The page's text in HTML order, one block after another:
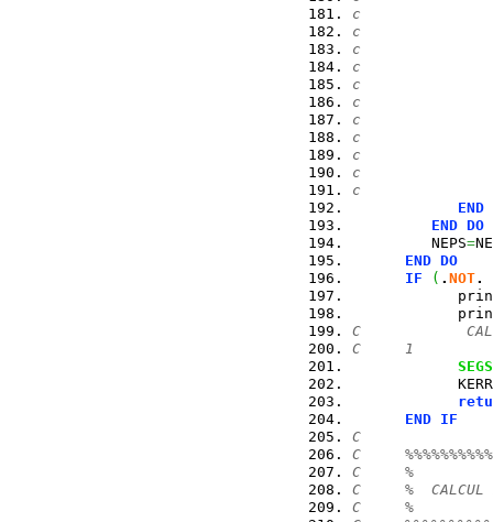
c
c
c
c
c               IF
c
c
c
c
c
c
END
END DO
         NEPS
=
END DO
IF
( . NOT.
C            CALL
C     1
END IF
C
C
C     %
C     %  CALCUL
C     %